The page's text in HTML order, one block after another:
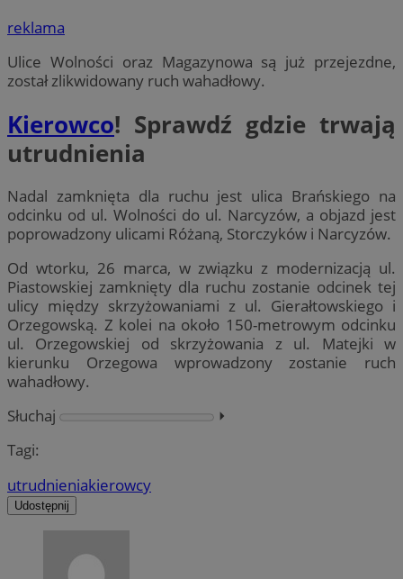
reklama
Ulice Wolności oraz Magazynowa są już przejezdne,
został zlikwidowany ruch wahadłowy.
Kierowco! Sprawdź gdzie trwają
utrudnienia
Nadal zamknięta dla ruchu jest ulica Brańskiego na
odcinku od ul. Wolności do ul. Narcyzów, a objazd jest
poprowadzony ulicami Różaną, Storczyków i Narcyzów.
Od wtorku, 26 marca, w związku z modernizacją ul.
Piastowskiej zamknięty dla ruchu zostanie odcinek tej
ulicy między skrzyżowaniami z ul. Gierałtowskiego i
Orzegowską. Z kolei na około 150-metrowym odcinku
ul. Orzegowskiej od skrzyżowania z ul. Matejki w
kierunku Orzegowa wprowadzony zostanie ruch
wahadłowy.
Słuchaj
⏵︎
Tagi:
utrudnieniakierowcy
Udostępnij